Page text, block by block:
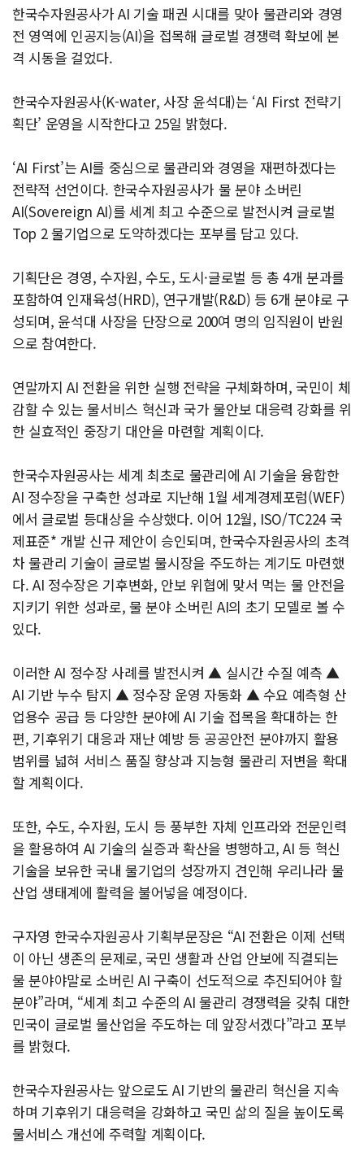
한국수자원공사가 AI 기술 패권 시대를 맞아 물관리와 경영
전 영역에 인공지능(AI)을 접목해 글로벌 경쟁력 확보에 본
격 시동을 걸었다.
한국수자원공사(K-water, 사장 윤석대)는 ‘AI First 전략기
획단’ 운영을 시작한다고 25일 밝혔다.
‘AI First’는 AI를 중심으로 물관리와 경영을 재편하겠다는
전략적 선언이다. 한국수자원공사가 물 분야 소버린
AI(Sovereign AI)를 세계 최고 수준으로 발전시켜 글로벌
Top 2 물기업으로 도약하겠다는 포부를 담고 있다.
기획단은 경영, 수자원, 수도, 도시·글로벌 등 총 4개 분과를
포함하여 인재육성(HRD), 연구개발(R&D) 등 6개 분야로 구
성되며, 윤석대 사장을 단장으로 200여 명의 임직원이 반원
으로 참여한다.
연말까지 AI 전환을 위한 실행 전략을 구체화하며, 국민이 체
감할 수 있는 물서비스 혁신과 국가 물안보 대응력 강화를 위
한 실효적인 중장기 대안을 마련할 계획이다.
한국수자원공사는 세계 최초로 물관리에 AI 기술을 융합한
AI 정수장을 구축한 성과로 지난해 1월 세계경제포럼(WEF)
에서 글로벌 등대상을 수상했다. 이어 12월, ISO/TC224 국
제표준* 개발 신규 제안이 승인되며, 한국수자원공사의 초격
차 물관리 기술이 글로벌 물시장을 주도하는 계기도 마련했
다. AI 정수장은 기후변화, 안보 위협에 맞서 먹는 물 안전을
지키기 위한 성과로, 물 분야 소버린 AI의 초기 모델로 볼 수
있다.
이러한 AI 정수장 사례를 발전시켜 ▲ 실시간 수질 예측 ▲
AI 기반 누수 탐지 ▲ 정수장 운영 자동화 ▲ 수요 예측형 산
업용수 공급 등 다양한 분야에 AI 기술 접목을 확대하는 한
편, 기후위기 대응과 재난 예방 등 공공안전 분야까지 활용
범위를 넓혀 서비스 품질 향상과 지능형 물관리 저변을 확대
할 계획이다.
또한, 수도, 수자원, 도시 등 풍부한 자체 인프라와 전문인력
을 활용하여 AI 기술의 실증과 확산을 병행하고, AI 등 혁신
기술을 보유한 국내 물기업의 성장까지 견인해 우리나라 물
산업 생태계에 활력을 불어넣을 예정이다.
구자영 한국수자원공사 기획부문장은 “AI 전환은 이제 선택
이 아닌 생존의 문제로, 국민 생활과 산업 안보에 직결되는
물 분야야말로 소버린 AI 구축이 선도적으로 추진되어야 할
분야”라며, “세계 최고 수준의 AI 물관리 경쟁력을 갖춰 대한
민국이 글로벌 물산업을 주도하는 데 앞장서겠다”라고 포부
를 밝혔다.
한국수자원공사는 앞으로도 AI 기반의 물관리 혁신을 지속
하며 기후위기 대응력을 강화하고 국민 삶의 질을 높이도록
물서비스 개선에 주력할 계획이다.